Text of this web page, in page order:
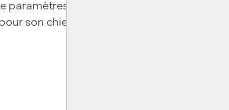
paramètres de
son chien !